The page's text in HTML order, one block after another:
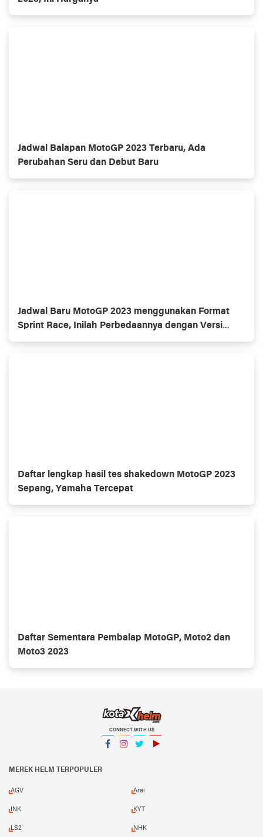
Jadwal Balapan MotoGP 2023 Terbaru, Ada
Perubahan Seru dan Debut Baru
Jadwal Baru MotoGP 2023 menggunakan Format
Sprint Race, Inilah Perbedaannya dengan Versi
Sebelumnya
Daftar lengkap hasil tes shakedown MotoGP 2023
Sepang, Yamaha Tercepat
Daftar Sementara Pembalap MotoGP, Moto2 dan
Moto3 2023
CONNECT WITH US
MEREK HELM TERPOPULER
AGV Arai
INK KYT
LS2 NHK